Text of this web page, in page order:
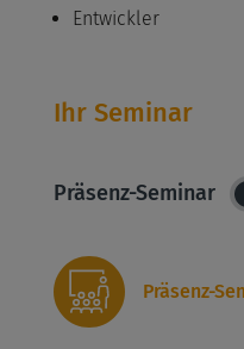
Entwickler
Ihr Seminar
Präsenz-Seminar
Präsenz-